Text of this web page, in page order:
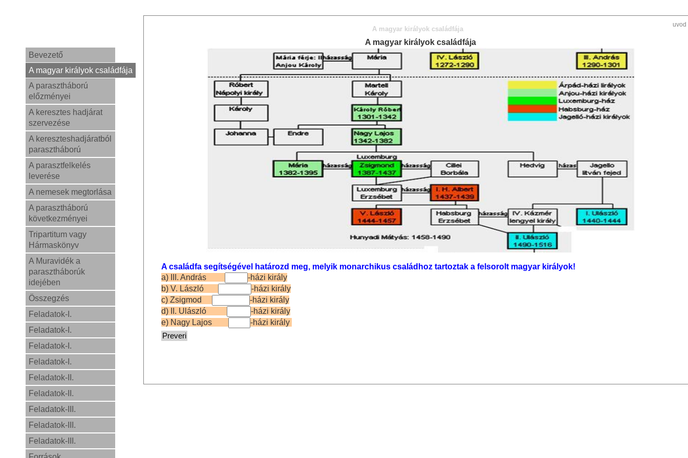
Bevezető
A magyar királyok családfája
A parasztháború
előzményei
A keresztes hadjárat
szervezése
A kereszteshadjáratból
parasztháború
A parasztfelkelés
leverése
A nemesek megtorlása
A parasztháború
következményei
Tripartitum vagy
Hármaskönyv
A Muravidék a
parasztháborúk
idejében
Összegzés
Feladatok-I.
Feladatok-I.
Feladatok-I.
Feladatok-I.
Feladatok-II.
Feladatok-II.
Feladatok-III.
Feladatok-III.
Feladatok-III.
uvod
A magyar királyok családfája
A magyar királyok családfája
A családfa segítségével határozd meg, melyik monarchikus családhoz tartoztak a felsorolt magyar királyok!
a) III. András
-házi király
b) V. László
-házi király
c) Zsigmod
-házi király
d) II. Ulászló
-házi király
e) Nagy Lajos
-házi király